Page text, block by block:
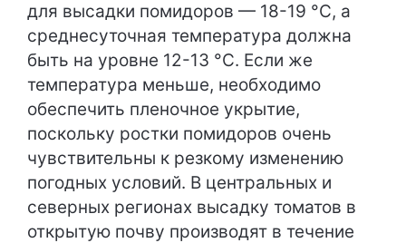
для высадки помидоров — 18-19 °С, а
среднесуточная температура должна
быть на уровне 12-13 °С. Если же
температура меньше, необходимо
обеспечить пленочное укрытие,
поскольку ростки помидоров очень
чувствительны к резкому изменению
погодных условий. В центральных и
северных регионах высадку томатов в
открытую почву производят в течение